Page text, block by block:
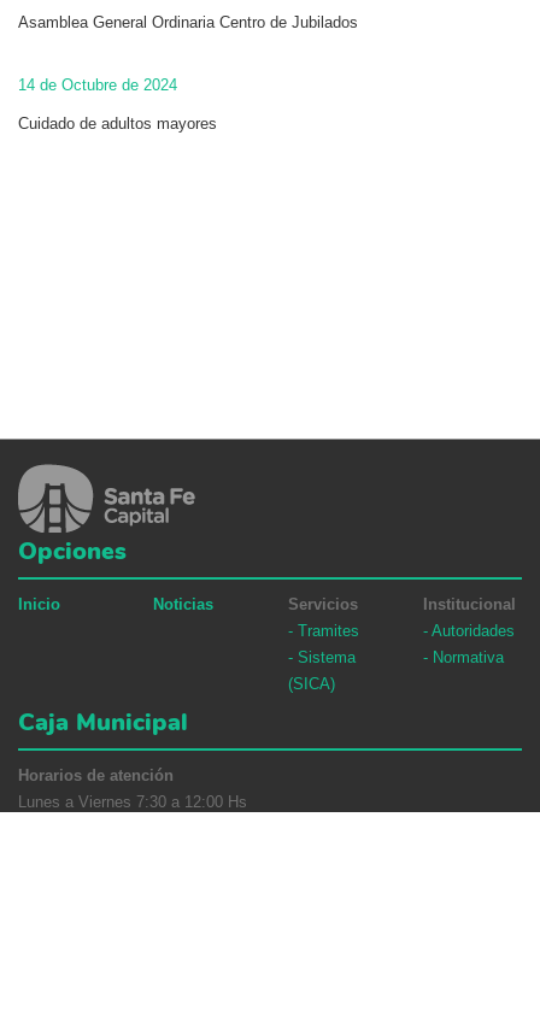
Asamblea General Ordinaria Centro de Jubilados
14 de Octubre de 2024
Cuidado de adultos mayores
Opciones
Inicio Noticias
Servicios
- Tramites
- Sistema
(SICA)
Institucional
- Autoridades
- Normativa
Caja Municipal
Horarios de atención
Lunes a Viernes 7:30 a 12:00 Hs